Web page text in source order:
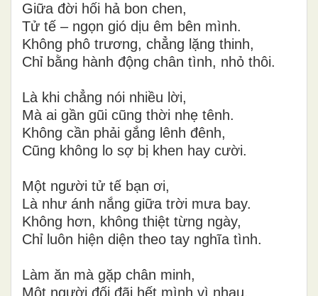
Giữa đời hối hả bon chen,
Tử tế – ngọn gió dịu êm bên mình.
Không phô trương, chẳng lặng thinh,
Chỉ bằng hành động chân tình, nhỏ thôi.
Là khi chẳng nói nhiều lời,
Mà ai gần gũi cũng thời nhẹ tênh.
Không cần phải gắng lênh đênh,
Cũng không lo sợ bị khen hay cười.
Một người tử tế bạn ơi,
Là như ánh nắng giữa trời mưa bay.
Không hơn, không thiệt từng ngày,
Chỉ luôn hiện diện theo tay nghĩa tình.
Làm ăn mà gặp chân minh,
Một người đối đãi hết mình vì nhau.